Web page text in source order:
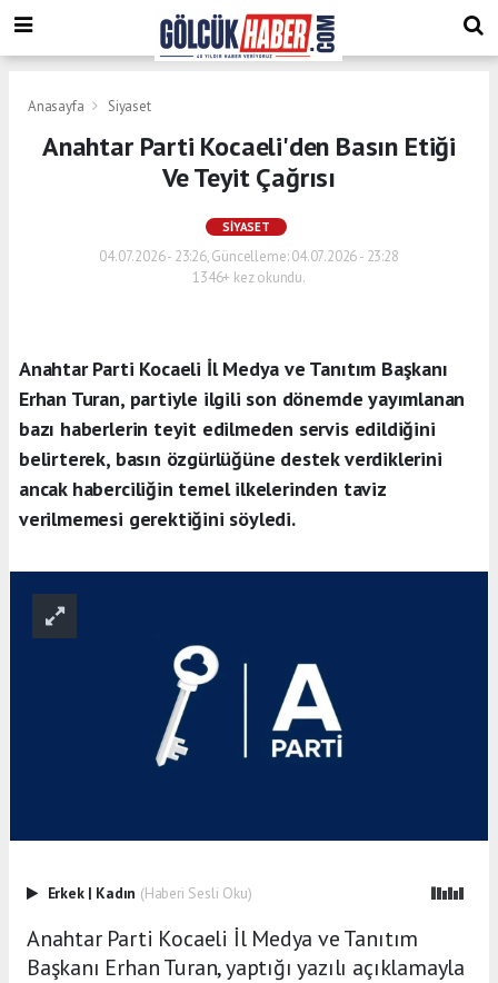
Anasayfa Siyaset
Anahtar Parti Kocaeli'den Basın Etiği
Ve Teyit Çağrısı
SIYASET
04.07.2026 - 23:26, Güncelleme: 04.07.2026 - 23:28
1346+ kez okundu.
Anahtar Parti Kocaeli İl Medya ve Tanıtım Başkanı
Erhan Turan, partiyle ilgili son dönemde yayımlanan
bazı haberlerin teyit edilmeden servis edildiğini
belirterek, basın özgürlüğüne destek verdiklerini
ancak haberciliğin temel ilkelerinden taviz
verilmemesi gerektiğini söyledi.
Erkek | Kadın (Haberi Sesli Oku)
Anahtar Parti Kocaeli İl Medya ve Tanıtım
Başkanı Erhan Turan, yaptığı yazılı açıklamayla